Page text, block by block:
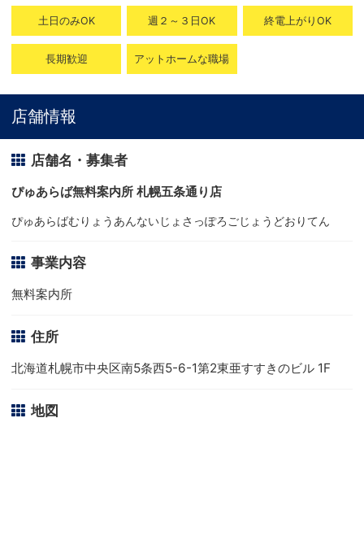
土日のみOK 週２～３日OK 終電上がりOK
長期歓迎 アットホームな職場
店舗情報
店舗名・募集者
ぴゅあらば無料案内所 札幌五条通り店
ぴゅあらばむりょうあんないじょさっぽろごじょうどおりてん
事業内容
無料案内所
住所
北海道札幌市中央区南5条西5-6-1第2東亜すすきのビル 1F
地図